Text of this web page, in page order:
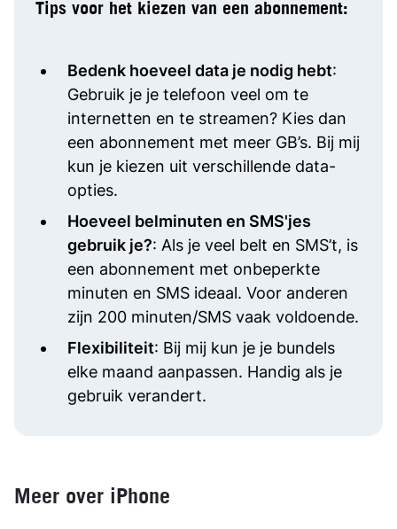
Tips voor het kiezen van een abonnement:
Bedenk hoeveel data je nodig hebt:
Gebruik je je telefoon veel om te
internetten en te streamen? Kies dan
een abonnement met meer GB’s. Bij mij
kun je kiezen uit verschillende data-
opties.
Hoeveel belminuten en SMS'jes
gebruik je?: Als je veel belt en SMS’t, is
een abonnement met onbeperkte
minuten en SMS ideaal. Voor anderen
zijn 200 minuten/SMS vaak voldoende.
Flexibiliteit: Bij mij kun je je bundels
elke maand aanpassen. Handig als je
gebruik verandert.
Meer over iPhone